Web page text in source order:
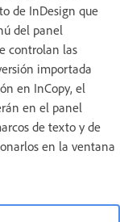
de InDesign que
del panel
controlan las
importada
en InCopy, el
en el panel
de texto y de
en la ventana